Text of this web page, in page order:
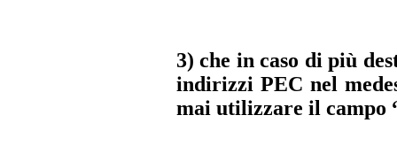
3) che in caso di più
indirizzi PEC nel
mai utilizzare il campo